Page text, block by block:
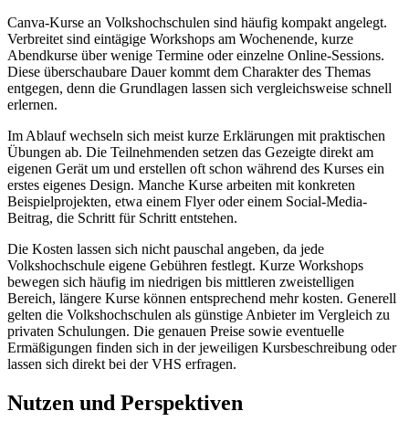
Canva-Kurse an Volkshochschulen sind häufig kompakt angelegt.
Verbreitet sind eintägige Workshops am Wochenende, kurze
Abendkurse über wenige Termine oder einzelne Online-Sessions.
Diese überschaubare Dauer kommt dem Charakter des Themas
entgegen, denn die Grundlagen lassen sich vergleichsweise schnell
erlernen.
Im Ablauf wechseln sich meist kurze Erklärungen mit praktischen
Übungen ab. Die Teilnehmenden setzen das Gezeigte direkt am
eigenen Gerät um und erstellen oft schon während des Kurses ein
erstes eigenes Design. Manche Kurse arbeiten mit konkreten
Beispielprojekten, etwa einem Flyer oder einem Social-Media-
Beitrag, die Schritt für Schritt entstehen.
Die Kosten lassen sich nicht pauschal angeben, da jede
Volkshochschule eigene Gebühren festlegt. Kurze Workshops
bewegen sich häufig im niedrigen bis mittleren zweistelligen
Bereich, längere Kurse können entsprechend mehr kosten. Generell
gelten die Volkshochschulen als günstige Anbieter im Vergleich zu
privaten Schulungen. Die genauen Preise sowie eventuelle
Ermäßigungen finden sich in der jeweiligen Kursbeschreibung oder
lassen sich direkt bei der VHS erfragen.
Nutzen und Perspektiven